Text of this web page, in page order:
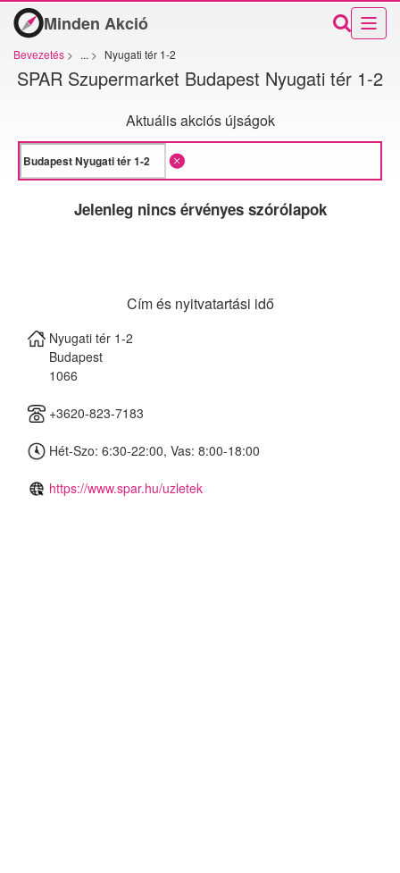
Minden Akció
Bevezetés > ... > Nyugati tér 1-2
SPAR Szupermarket Budapest Nyugati tér 1-2
Aktuális akciós újságok
Jelenleg nincs érvényes szórólapok
Cím és nyitvatartási idő
Nyugati tér 1-2
Budapest
1066
+3620-823-7183
Hét-Szo: 6:30-22:00, Vas: 8:00-18:00
https://www.spar.hu/uzletek